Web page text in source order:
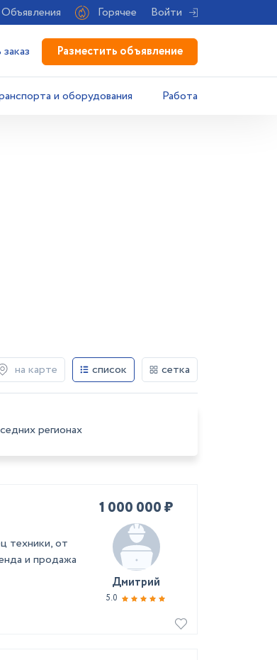
Объявления Горячее Войти
Разместить объявление
и оборудования Работа
на карте список сетка
регионах
техники, от
и продажа
1 000 000 ₽
Дмитрий
5.0